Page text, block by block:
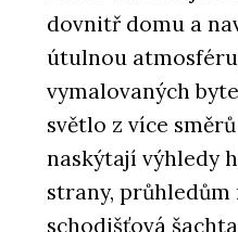
dovnitř domu a
útulnou
vymalovaných
světlo z více
naskýtají výhledy
strany,
schodišťová